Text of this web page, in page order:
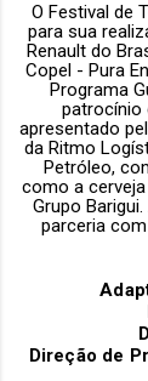
O Festival de
para sua
Renault do
Copel - Pura
Programa
patrocínio
apresentado
da Ritmo
Petróleo,
como a
Grupo
parceria
Direção de